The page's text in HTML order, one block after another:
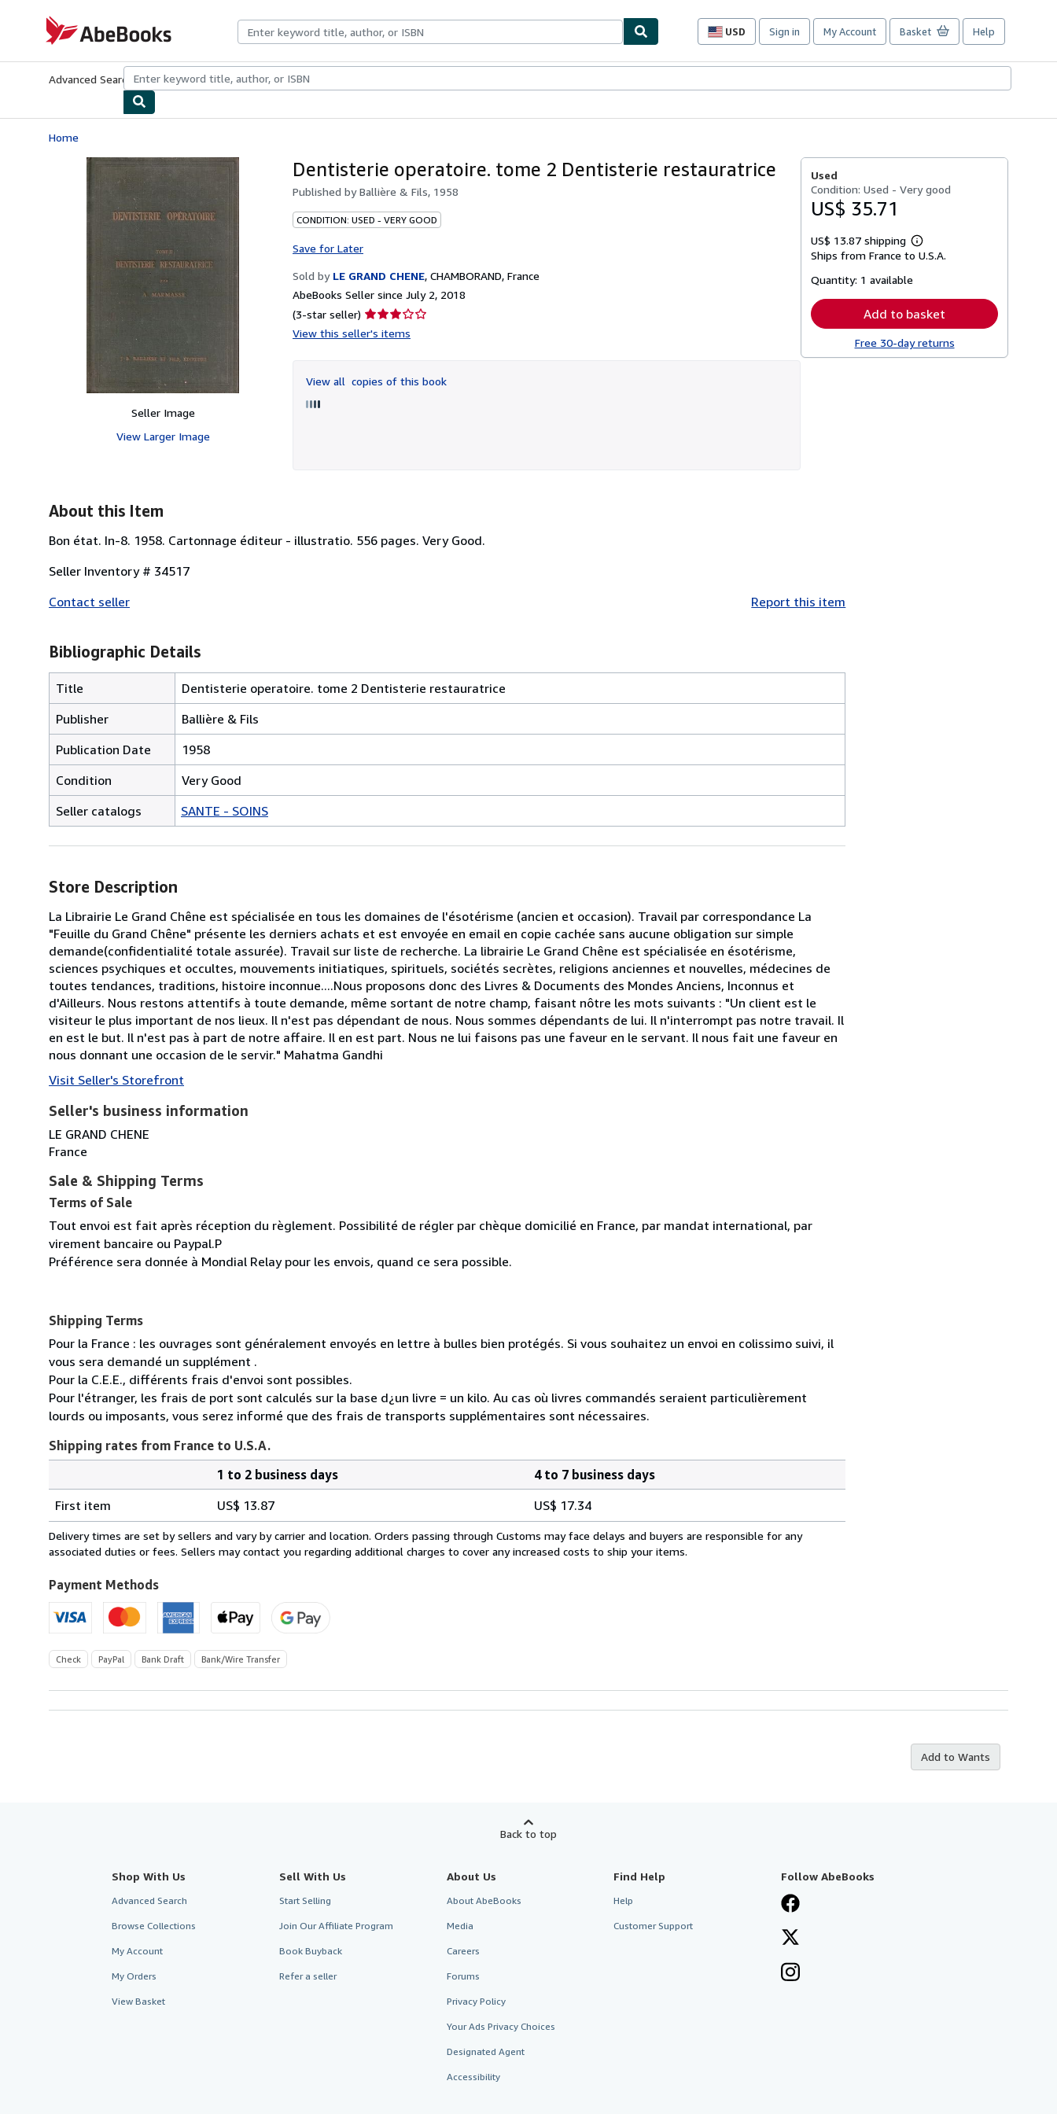
AbeBooks.com
USD
Site
preferences
Sign in My Account Basket Help
Advanced Search Browse CollectionsRare BooksArt & Collectibles
Home
Seller Image
View Larger Image
Dentisterie operatoire. tome 2 Dentisterie restauratrice
Published byBallière & Fils, 1958
CONDITION: USED - VERY GOOD
Save for Later
Sold by LE GRAND CHENE, CHAMBORAND, France
AbeBooks Seller since July 2, 2018
(3-star seller) Seller
rating
of
5
View this seller's items
View all copies of this book
Used
Condition: Used - Very good
US$ 35.71
US$ 13.87 shipping
Learn
more
Ships from France to U.S.A.
Quantity: 1 available
Add to basket
Free 30-day returns
About this Item
Bon état. In-8. 1958. Cartonnage éditeur - illustratio. 556 pages. Very Good.
Seller Inventory # 34517
Contact seller
Report this item
Bibliographic Details
Title
Dentisterie operatoire. tome 2 Dentisterie restauratrice
Publisher
Ballière & Fils
Publication Date
1958
Condition
Very Good
Seller catalogs
SANTE - SOINS
Store Description
La Librairie Le Grand Chêne est spécialisée en tous les domaines de l'ésotérisme (ancien et occasion). Travail par correspondance La
"Feuille du Grand Chêne" présente les derniers achats et est envoyée en email en copie cachée sans aucune obligation sur simple
demande(confidentialité totale assurée). Travail sur liste de recherche. La librairie Le Grand Chêne est spécialisée en ésotérisme,
sciences psychiques et occultes, mouvements initiatiques, spirituels, sociétés secrètes, religions anciennes et nouvelles, médecines de
toutes tendances, traditions, histoire inconnue....Nous proposons donc des Livres & Documents des Mondes Anciens, Inconnus et
d'Ailleurs. Nous restons attentifs à toute demande, même sortant de notre champ, faisant nôtre les mots suivants : "Un client est le
visiteur le plus important de nos lieux. Il n'est pas dépendant de nous. Nous sommes dépendants de lui. Il n'interrompt pas notre travail. Il
en est le but. Il n'est pas à part de notre affaire. Il en est part. Nous ne lui faisons pas une faveur en le servant. Il nous fait une faveur en
nous donnant une occasion de le servir." Mahatma Gandhi
Visit Seller's Storefront
Seller's business information
LE GRAND CHENE
France
Sale & Shipping Terms
Terms of Sale
Tout envoi est fait après réception du règlement. Possibilité de régler par chèque domicilié en France, par mandat international, par
virement bancaire ou Paypal.P
Préférence sera donnée à Mondial Relay pour les envois, quand ce sera possible.
Shipping Terms
Pour la France : les ouvrages sont généralement envoyés en lettre à bulles bien protégés. Si vous souhaitez un envoi en colissimo suivi, il
vous sera demandé un supplément .
Pour la C.E.E., différents frais d'envoi sont possibles.
Pour l'étranger, les frais de port sont calculés sur la base d¿un livre = un kilo. Au cas où livres commandés seraient particulièrement
lourds ou imposants, vous serez informé que des frais de transports supplémentaires sont nécessaires.
Shipping rates from France to U.S.A.
rates
from
France
U.S.A.
1 to 2 business days
4 to 7 business days
First item
US$ 13.87 US$ 17.34
Delivery times are set by sellers and vary by carrier and location. Orders passing through Customs may face delays and buyers are responsible for any
associated duties or fees. Sellers may contact you regarding additional charges to cover any increased costs to ship your items.
Payment Methods
Check PayPal Bank Draft Bank/Wire Transfer
Add to Wants
Back to top
Shop With Us
Advanced Search
Browse Collections
My Account
My Orders
View Basket
Sell With Us
Start Selling
Join Our Affiliate Program
Book Buyback
Refer a seller
About Us
About AbeBooks
Media
Careers
Forums
Privacy Policy
Your Ads Privacy Choices
Designated Agent
Accessibility
Find Help
Help
Customer Support
Follow AbeBooks